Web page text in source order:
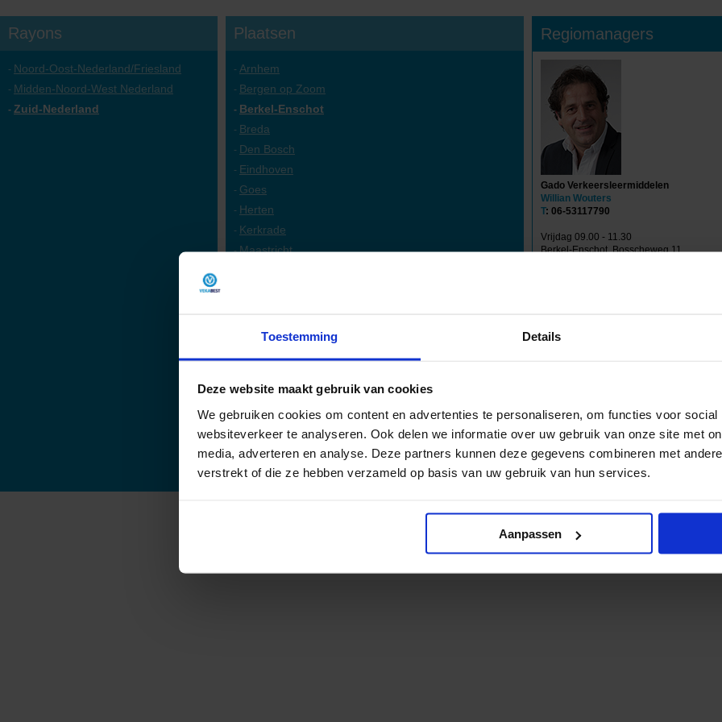
Toestemming Details
Deze website maakt gebruik van cookies
We gebruiken cookies om content en advertenties te personaliseren, om functies voor
websiteverkeer te analyseren. Ook delen we informatie over uw gebruik van onze site met
media, adverteren en analyse. Deze partners kunnen deze gegevens combineren met
verstrekt of die ze hebben verzameld op basis van uw gebruik van hun services.
Aanpassen
Rayons
- Noord-Oost-Nederland/Friesland
- Midden-Noord-West Nederland
- Zuid-Nederland
Plaatsen
- Arnhem
- Bergen op Zoom
- Berkel-Enschot
- Breda
- Den Bosch
- Eindhoven
- Goes
- Herten
- Kerkrade
-Maastricht
Roosendaal
-Venlo
-Weert
Regiomanagers
Gado Verkeersleermiddelen
Willian Wouters
T: 06-53117790
Vrijdag 09.00 - 11.30
Berkel-Enschot, Bosscheweg 11